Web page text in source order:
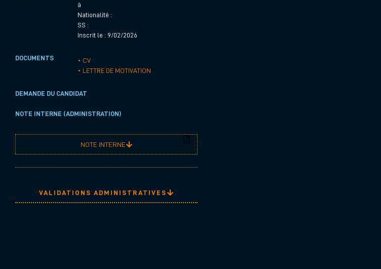
à
Nationalité :
SS :
Inscrit le : 9/02/2026
DOCUMENTS
• CV
• LETTRE DE MOTIVATION
DEMANDE DU CANDIDAT
NOTE INTERNE (ADMINISTRATION)
NOTE INTERNE
VALIDATIONS ADMINISTRATIVES